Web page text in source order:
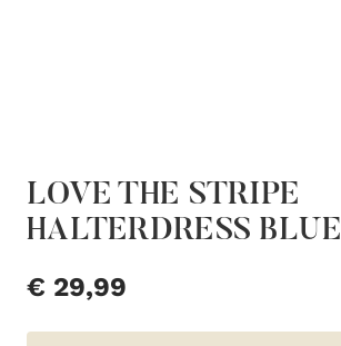
LOVE THE STRIPE
HALTERDRESS BLUE
€ 29,99